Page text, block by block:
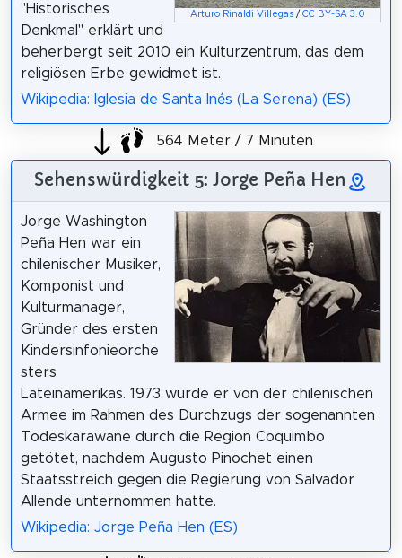
Arturo Rinaldi Villegas /CC BY-SA 3.0
"Historisches
Denkmal" erklärt und
beherbergt seit 2010 ein Kulturzentrum, das dem
religiösen Erbe gewidmet ist.
Wikipedia: Iglesia de Santa Inés (La Serena) (ES)
564 Meter / 7 Minuten
Sehenswürdigkeit 5: Jorge Peña Hen
Jorge Washington
Peña Hen war ein
chilenischer Musiker,
Komponist und
Kulturmanager,
Gründer des ersten
Kindersinfonieorche
sters
Lateinamerikas. 1973 wurde er von der chilenischen
Armee im Rahmen des Durchzugs der sogenannten
Todeskarawane durch die Region Coquimbo
getötet, nachdem Augusto Pinochet einen
Staatsstreich gegen die Regierung von Salvador
Allende unternommen hatte.
Wikipedia: Jorge Peña Hen (ES)